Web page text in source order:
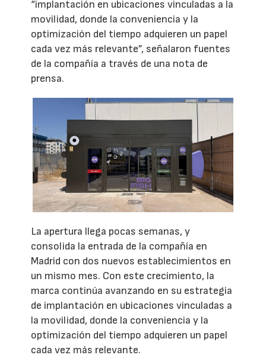
“implantación en ubicaciones vinculadas a la
movilidad, donde la conveniencia y la
optimización del tiempo adquieren un papel
cada vez más relevante”, señalaron fuentes
de la compañía a través de una nota de
prensa.
La apertura llega pocas semanas, y
consolida la entrada de la compañía en
Madrid con dos nuevos establecimientos en
un mismo mes. Con este crecimiento, la
marca continúa avanzando en su estrategia
de implantación en ubicaciones vinculadas a
la movilidad, donde la conveniencia y la
optimización del tiempo adquieren un papel
cada vez más relevante.